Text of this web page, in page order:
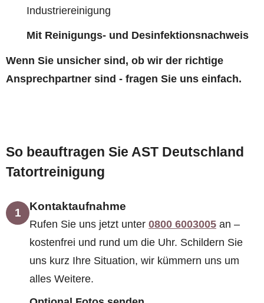
Industriereinigung
Mit Reinigungs- und Desinfektionsnachweis
Wenn Sie unsicher sind, ob wir der richtige
Ansprechpartner sind - fragen Sie uns einfach.
So beauftragen Sie AST Deutschland
Tatortreinigung
1 Kontaktaufnahme
Rufen Sie uns jetzt unter 0800 6003005 an –
kostenfrei und rund um die Uhr. Schildern Sie
uns kurz Ihre Situation, wir kümmern uns um
alles Weitere.